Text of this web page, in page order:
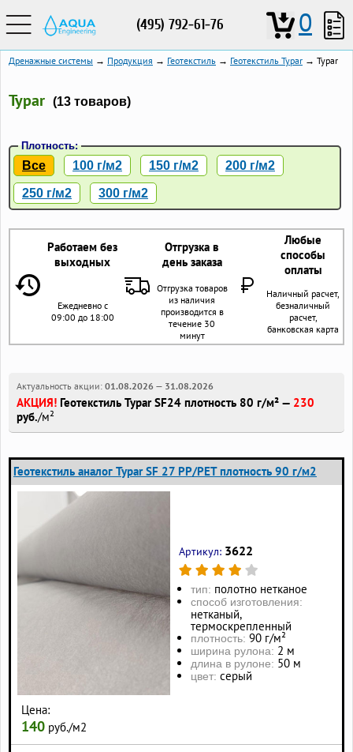
(495) 792-61-76 0
Дренажные системы → Продукция → Геотекстиль → Геотекстиль Typar → Typar
Typar (13 товаров)
Плотность:
Все 100 г/м2 150 г/м2 200 г/м2
250 г/м2 300 г/м2
Работаем без
выходных
Отгрузка в
день заказа
Любые
способы
оплаты
Ежедневно с
09:00 до 18:00
Отгрузка товаров
из наличия
производится в
течение 30
минут
Наличный расчет,
безналичный
расчет,
банковская карта
Актуальность акции: 01.08.2026 — 31.08.2026
АКЦИЯ! Геотекстиль Typar SF24 плотность 80 г/м² — 230
руб./м²
Геотекстиль аналог Typar SF 27 PP/PET плотность 90 г/м2
Цена:
140 руб./м2
Артикул: 3622
тип: полотно нетканое
способ изготовления:
нетканый,
термоскрепленный
плотность: 90 г/м²
ширина рулона: 2 м
длина в рулоне: 50 м
цвет: серый